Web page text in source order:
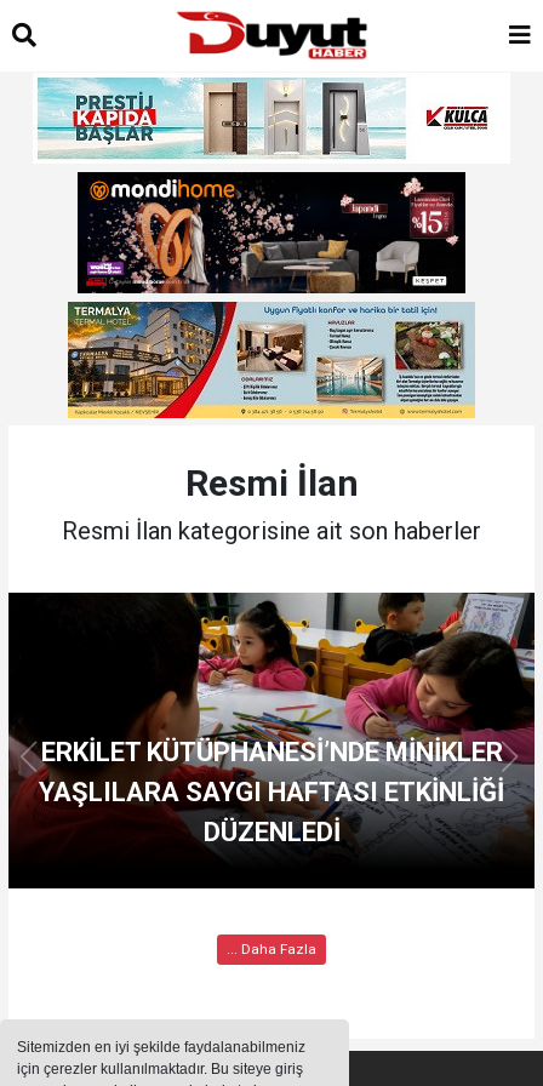
Sitemizden en iyi şekilde faydalanabilmeniz
için çerezler kullanılmaktadır. Bu siteye giriş
Resmi İlan
Resmi İlan kategorisine ait son haberler
ERKİLET KÜTÜPHANESİ’NDE MİNİKLER
YAŞLILARA SAYGI HAFTASI ETKİNLİĞİ
DÜZENLEDİ
... Daha Fazla